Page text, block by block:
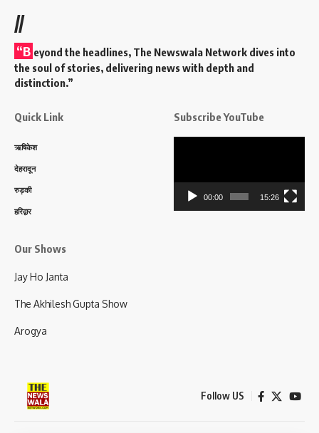
//
“B eyond the headlines, The Newswala Network dives into
the soul of stories, delivering news with depth and
distinction.”
Quick Link
ऋषिकेश
देहरादून
रुड़की
हरिद्वार
Subscribe YouTube
00:00 15:26
Our Shows
Jay Ho Janta
The Akhilesh Gupta Show
Arogya
Follow US